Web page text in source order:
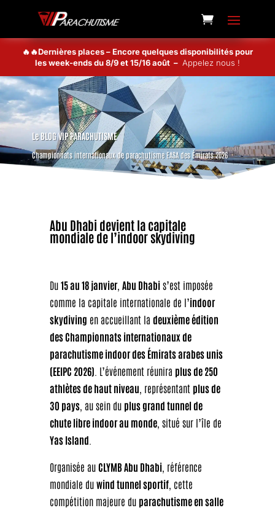
🔥🔥Dernières places – Encore quelques disponibilités pour
les week-ends du 8/9 et 15/16 août – Appelez nous !
Le BLOG VIP PARACHUTISME
Championnats internationaux de parachutisme EASA des Émirats 2026
Abu Dhabi devient la capitale
mondiale de l’indoor skydiving
Du 15 au 18 janvier, Abu Dhabis’est imposée
comme la capitale internationale de l’indoor
skydiving en accueillant la deuxième édition
des Championnats internationaux de
parachutisme indoor des Émirats arabes unis
(EEIPC 2026) . L’événement réunira plus de 250
athlètes de haut niveau , représentant plus de
30 pays, au sein du plus grand tunnel de
chute libre indoor au monde, situé sur l’île de
Yas Island
Organisée au CLYMB Abu Dhabi, référence
mondiale du wind tunnel sportif, cette
compétition majeure du parachutisme en salle